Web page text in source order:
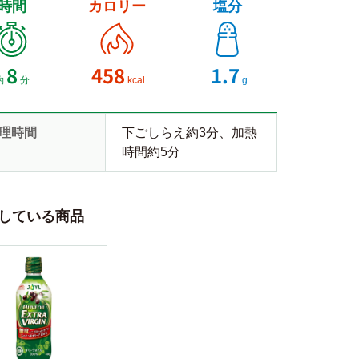
間
8 分
カロリー
458 kcal
塩分
1.7 g
時間
下ごしらえ約3分、加熱
時間約5分
ている商品